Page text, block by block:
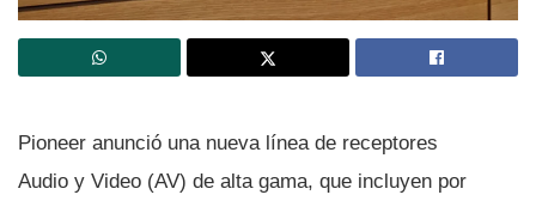
Pioneer anunció una nueva lí­nea de receptores
Audio y Video (AV) de alta gama, que incluyen por